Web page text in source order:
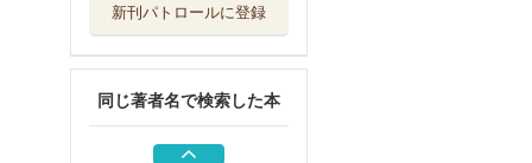
新刊パトロールに登録
同じ著者名で検索した本
鬱ごはん 第４巻
バーナード嬢曰く
。 ５
一迅社